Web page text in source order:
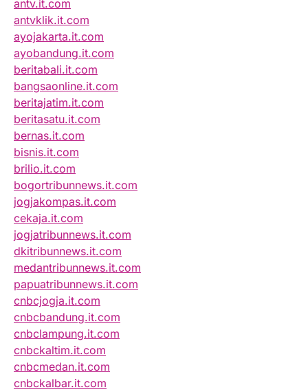
antv.it.com
antvklik.it.com
ayojakarta.it.com
ayobandung.it.com
beritabali.it.com
bangsaonline.it.com
beritajatim.it.com
beritasatu.it.com
bernas.it.com
bisnis.it.com
brilio.it.com
bogortribunnews.it.com
jogjakompas.it.com
cekaja.it.com
jogjatribunnews.it.com
dkitribunnews.it.com
medantribunnews.it.com
papuatribunnews.it.com
cnbcjogja.it.com
cnbcbandung.it.com
cnbclampung.it.com
cnbckaltim.it.com
cnbcmedan.it.com
cnbckalbar.it.com